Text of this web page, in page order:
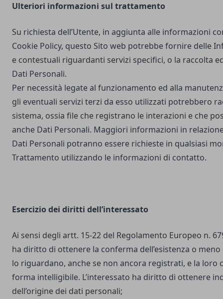
Ulteriori informazioni sul trattamento
Su richiesta dell’Utente, in aggiunta alle informazioni
Cookie Policy, questo Sito web potrebbe fornire delle
e contestuali riguardanti servizi specifici, o la raccolta
Dati Personali.
Per necessità legate al funzionamento ed alla
gli eventuali servizi terzi da esso utilizzati potrebbero
sistema, ossia file che registrano le interazioni e che
anche Dati Personali. Maggiori informazioni in
Dati Personali potranno essere richieste in qualsiasi
Trattamento utilizzando le informazioni di contatto.
Esercizio dei diritti dell’interessato
Ai sensi degli artt. 15-22 del Regolamento Europeo n.
ha diritto di ottenere la conferma dell’esistenza o
lo riguardano, anche se non ancora registrati, e la loro
forma intelligibile. L’interessato ha diritto di ottenere
dell’origine dei dati personali;